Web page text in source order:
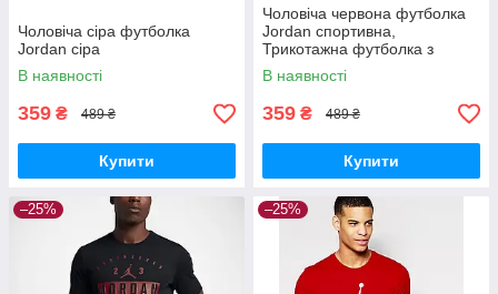
Чоловіча сіра футболка
Jordan сіра
В наявності
359 ₴ 489 ₴
Купити
Чоловіча червона футболка
Jordan спортивна,
Трикотажна футболка з
логотипом Джордан бавовна
100% прямого крою
В наявності
359 ₴ 489 ₴
Купити
–25% –25%